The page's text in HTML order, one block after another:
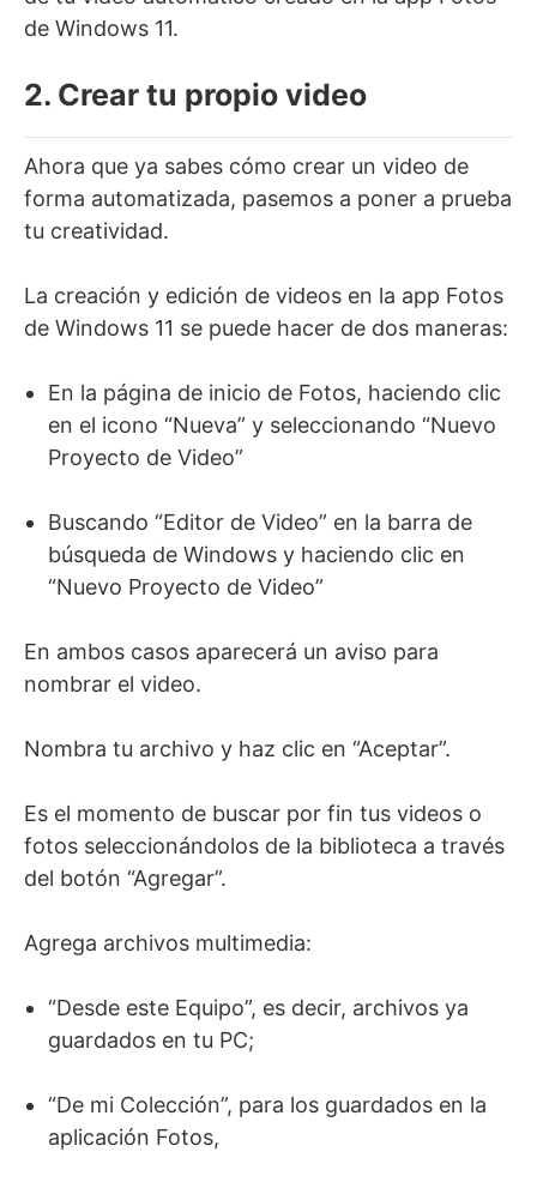
de Windows 11.
2. Crear tu propio video
Ahora que ya sabes cómo crear un video de
forma automatizada, pasemos a poner a prueba
tu creatividad.
La creación y edición de videos en la app Fotos
de Windows 11 se puede hacer de dos maneras:
En la página de inicio de Fotos, haciendo clic
en el icono “Nueva” y seleccionando “Nuevo
Proyecto de Video”
Buscando “Editor de Video” en la barra de
búsqueda de Windows y haciendo clic en
“Nuevo Proyecto de Video”
En ambos casos aparecerá un aviso para
nombrar el video.
Nombra tu archivo y haz clic en “Aceptar”.
Es el momento de buscar por fin tus videos o
fotos seleccionándolos de la biblioteca a través
del botón “Agregar”.
Agrega archivos multimedia:
“Desde este Equipo”, es decir, archivos ya
guardados en tu PC;
“De mi Colección”, para los guardados en la
aplicación Fotos,